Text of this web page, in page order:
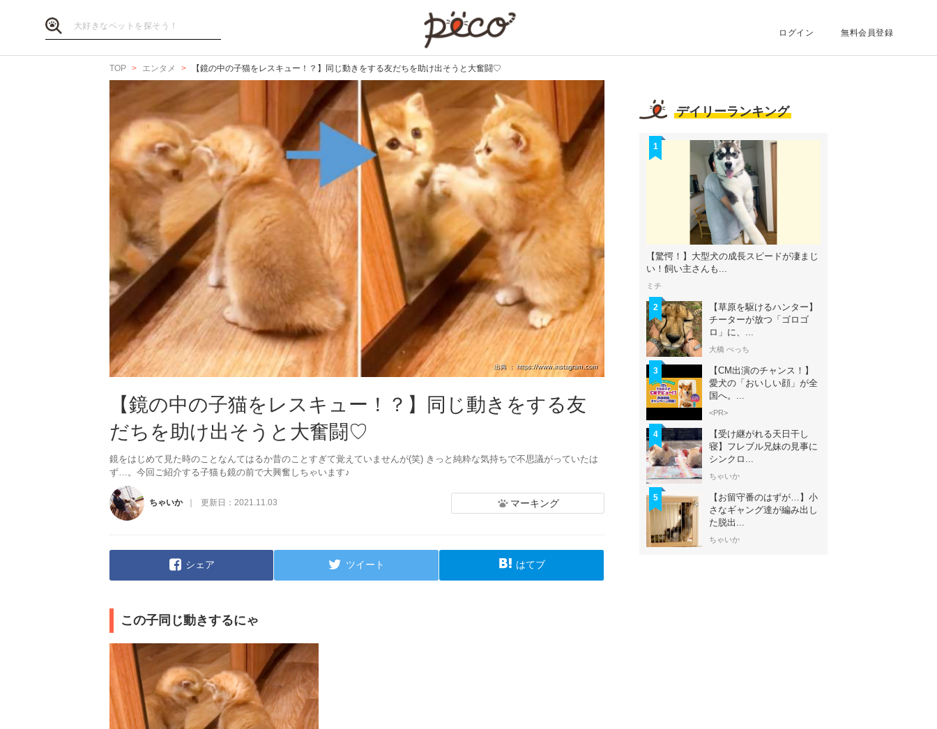
ログイン 無料会員登録
TOP エンタメ 【鏡の中の子猫をレスキュー！？】同じ動きをする友だちを助け出そうと大奮闘♡
出典 ： https://www.instagram.com
【鏡の中の子猫をレスキュー！？】同じ動きをする友
だちを助け出そうと大奮闘♡
鏡をはじめて見た時のことなんてはるか昔のことすぎて覚えていませんが(笑) きっと純粋な気持ちで不思議がっていたは
ず…。今回ご紹介する子猫も鏡の前で大興奮しちゃいます♪
ちゃいか 更新日： 2021.11.03 マーキング
シェア ツイート はてブ
この子同じ動きするにゃ
デイリーランキング
1
【驚愕！】大型犬の成長スピードが凄まじ
い！飼い主さんも...
ミチ
2
【草原を駆けるハンター】
チーターが放つ「ゴロゴ
ロ」に、...
大橋 ぺっち
3
【CM出演のチャンス！】
愛犬の「おいしい顔」が全
国へ。...
<PR>
4
【受け継がれる天日干し
寝】フレブル兄妹の見事に
シンクロ...
ちゃいか
5
【お留守番のはずが…】小
さなギャング達が編み出し
た脱出...
ちゃいか